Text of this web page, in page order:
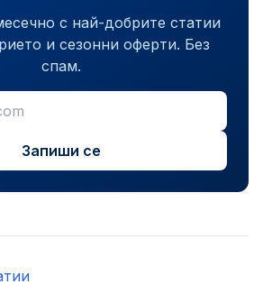
с най-добрите статии
и сезонни оферти. Без
спам.
Запиши се